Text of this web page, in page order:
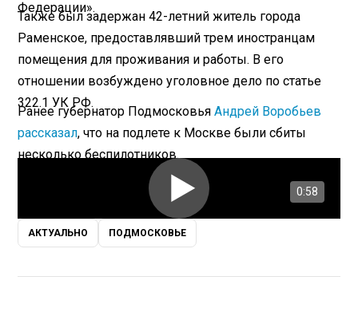
Федерации».
Также был задержан 42-летний житель города
Раменское, предоставлявший трем иностранцам
помещения для проживания и работы. В его
отношении возбуждено уголовное дело по статье
322.1 УК РФ.
Ранее губернатор ПодмосковьяАндрей Воробьев
рассказал, что на подлете к Москве были сбиты
несколько беспилотников.
0:58
АКТУАЛЬНО ПОДМОСКОВЬЕ